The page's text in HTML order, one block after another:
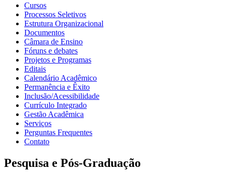
Cursos
Processos Seletivos
Estrutura Organizacional
Documentos
Câmara de Ensino
Fóruns e debates
Projetos e Programas
Editais
Calendário Acadêmico
Permanência e Êxito
Inclusão/Acessibilidade
Currículo Integrado
Gestão Acadêmica
Serviços
Perguntas Frequentes
Contato
Pesquisa e Pós-Graduação